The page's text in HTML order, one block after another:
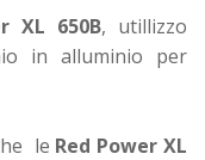
XL 650B, utillizzo
in alluminio per
le Red Power XL